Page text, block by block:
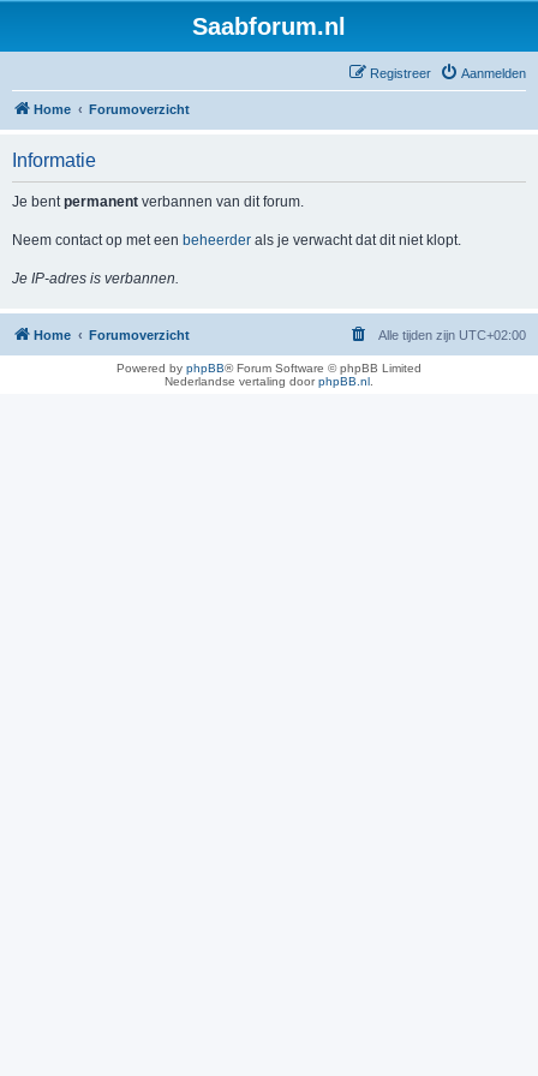
Saabforum.nl
Aanmelden
Registreer
Home Forumoverzicht
Informatie
Je bentpermanent verbannen van dit forum.
Neem contact op met een beheerder als je verwacht dat dit niet klopt.
Je IP-adres is verbannen.
Home Forumoverzicht Alle tijden zijn UTC+02:00
Powered by phpBB® Forum Software © phpBB Limited
Nederlandse vertaling doorphpBB.nl